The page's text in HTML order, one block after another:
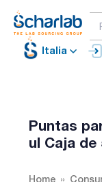
Italia
Puntas
ul Caja de
Home